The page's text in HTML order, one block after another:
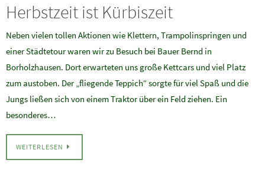
Herbstzeit ist Kürbiszeit
Neben vielen tollen Aktionen wie Klettern, Trampolinspringen und
einer Städtetour waren wir zu Besuch bei Bauer Bernd in
Borholzhausen. Dort erwarteten uns große Kettcars und viel Platz
zum austoben. Der „fliegende Teppich“ sorgte für viel Spaß und die
Jungs ließen sich von einem Traktor über ein Feld ziehen. Ein
besonderes…
WEITERLESEN